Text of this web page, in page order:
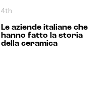
4th
Le aziende italiane che
hanno fatto la storia
della ceramica